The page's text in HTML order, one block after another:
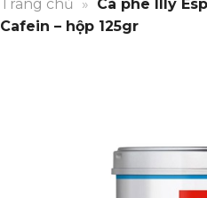
Trang chủ » Cà phê Illy
Cafein – hộp 125gr